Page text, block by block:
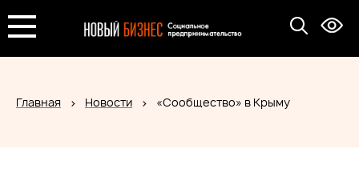
Главная Новости «Сообщество» в Крыму